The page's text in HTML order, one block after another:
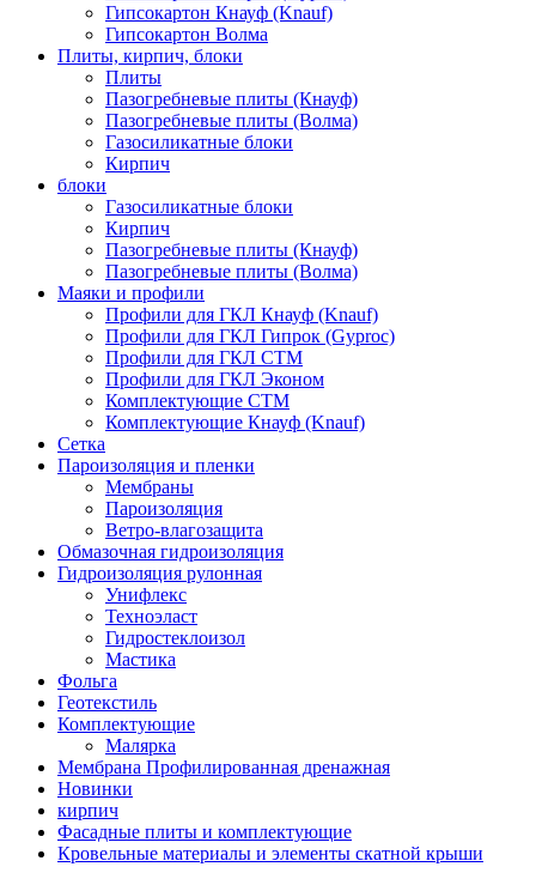
Гипсокартон Кнауф (Knauf)
Гипсокартон Волма
Плиты, кирпич, блоки
Плиты
Пазогребневые плиты (Кнауф)
Пазогребневые плиты (Волма)
Газосиликатные блоки
Кирпич
блоки
Газосиликатные блоки
Кирпич
Пазогребневые плиты (Кнауф)
Пазогребневые плиты (Волма)
Маяки и профили
Профили для ГКЛ Кнауф (Knauf)
Профили для ГКЛ Гипрок (Gyproc)
Профили для ГКЛ СТМ
Профили для ГКЛ Эконом
Комплектующие СТМ
Комплектующие Кнауф (Knauf)
Сетка
Пароизоляция и пленки
Мембраны
Пароизоляция
Ветро-влагозащита
Обмазочная гидроизоляция
Гидроизоляция рулонная
Унифлекс
Техноэласт
Гидростеклоизол
Мастика
Фольга
Геотекстиль
Комплектующие
Малярка
Мембрана Профилированная дренажная
Новинки
кирпич
Фасадные плиты и комплектующие
Кровельные материалы и элементы скатной крыши